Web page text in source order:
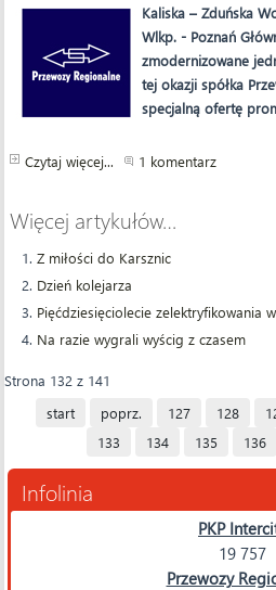
Kaliska – Zduńska
Wlkp. - Poznań
zmodernizowane
tej okazji spółka
specjalną ofertę
Czytaj więcej... 1 komentarz
Więcej artykułów…
Z miłości do Karsznic
Dzień kolejarza
Pięćdziesięciolecie zelektryfikowania
Na razie wygrali wyścig z czasem
Strona 132 z 141
start
poprz. 127 128
133
134 135 136
Infolinia
PKP
19 757
Przewozy